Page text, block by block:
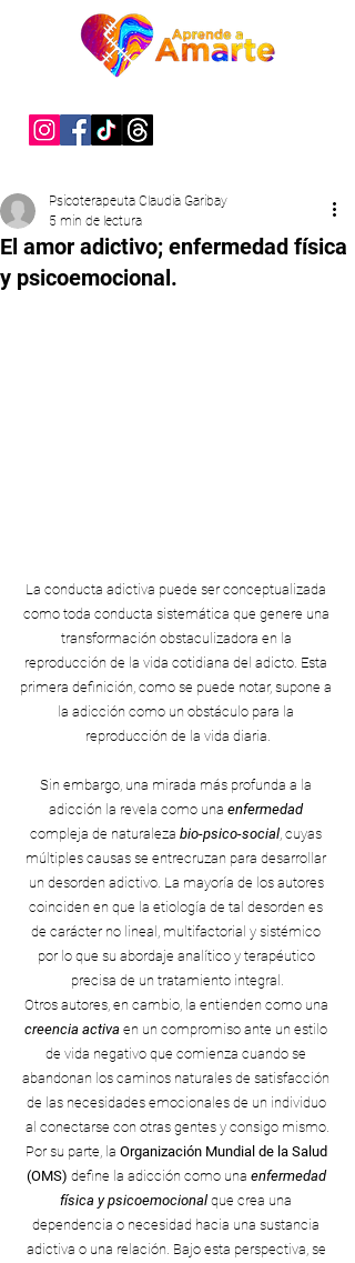
El amor adictivo; enfermedad física
y psicoemocional.
Psicoterapeuta Claudia Garibay
5 min de lectura
La conducta adictiva puede ser conceptualizada
como toda conducta sistemática que genere una
transformación obstaculizadora en la
reproducción de la vida cotidiana del adicto. Esta
primera definición, como se puede notar, supone a
la adicción como un obstáculo para la
reproducción de la vida diaria.
Sin embargo, una mirada más profunda a la
adicción la revela como una enfermedad
compleja de naturaleza bio-psico-social , cuyas
múltiples causas se entrecruzan para desarrollar
un desorden adictivo. La mayoría de los autores
coinciden en que la etiología de tal desorden es
de carácter no lineal, multifactorial y sistémico
por lo que su abordaje analítico y terapéutico
precisa de un tratamiento integral.
Otros autores, en cambio, la entienden como una
creencia activa en un compromiso ante un estilo
de vida negativo que comienza cuando se
abandonan los caminos naturales de satisfacción
de las necesidades emocionales de un individuo
al conectarse con otras gentes y consigo mismo.
Por su parte, la Organización Mundial de la Salud
(OMS) define la adicción como una enfermedad
física y psicoemocional que crea una
dependencia o necesidad hacia una sustancia
adictiva o una relación. Bajo esta perspectiva, se